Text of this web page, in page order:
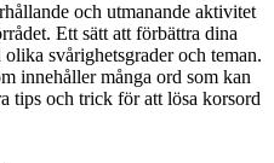
och utmanande aktivitet
Ett sätt att förbättra dina
svårighetsgrader och teman.
innehåller många ord som kan
tips och trick för att lösa korsord